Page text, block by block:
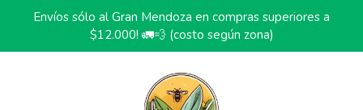
Envíos sólo al Gran Mendoza en compras superiores a
$12.000! 🚛💨 (costo según zona)